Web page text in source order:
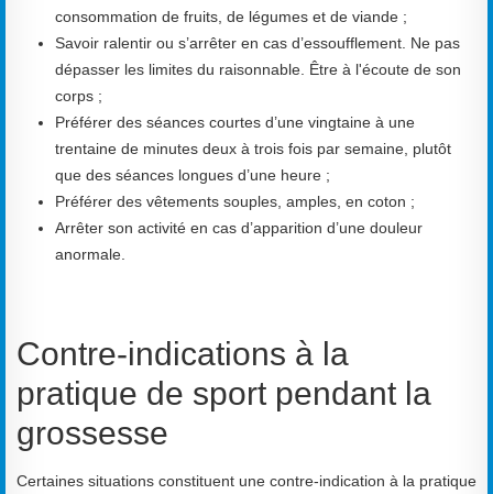
consommation de fruits, de légumes et de viande ;
Savoir ralentir ou s’arrêter en cas d’essoufflement. Ne pas
dépasser les limites du raisonnable. Être à l'écoute de son
corps ;
Préférer des séances courtes d’une vingtaine à une
trentaine de minutes deux à trois fois par semaine, plutôt
que des séances longues d’une heure ;
Préférer des vêtements souples, amples, en coton ;
Arrêter son activité en cas d’apparition d’une douleur
anormale.
Contre-indications à la
pratique de sport pendant la
grossesse
Certaines situations constituent une contre-indication à la pratique